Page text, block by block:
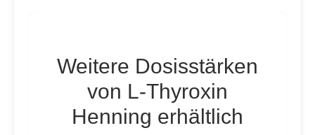
Weitere Dosisstärken
von L-Thyroxin
Henning erhältlich